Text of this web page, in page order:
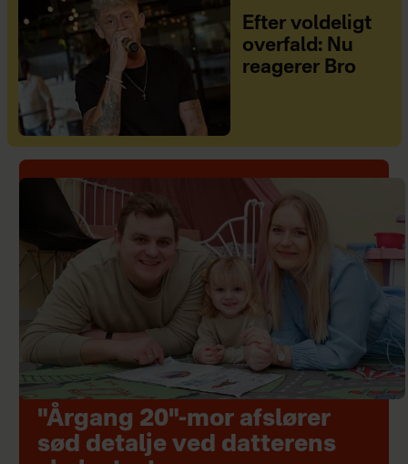
Efter voldeligt
overfald: Nu
reagerer Bro
"Årgang 20"-mor afslører
sød detalje ved datterens